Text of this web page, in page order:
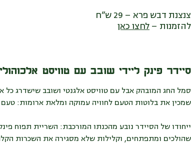
צנצנת דבש פרא – 29 ש”ח
להזמנות – לחצו כאן
סיידר פינק ליידי שובב עם טוויסט אלכוהולי
סמל החג המובהק אבל עם טוויסט אלגנטי ושובב שישדרג
שמכין את בלוטות הטעם לחוויה עמוקה ומלאת ארומות:
ייחודו של הסיידר נובע מהכנתו המורכבת: השריית תפוח
שהולכים ומתפתחים, וקלילות שלא מסגירה את השכרות